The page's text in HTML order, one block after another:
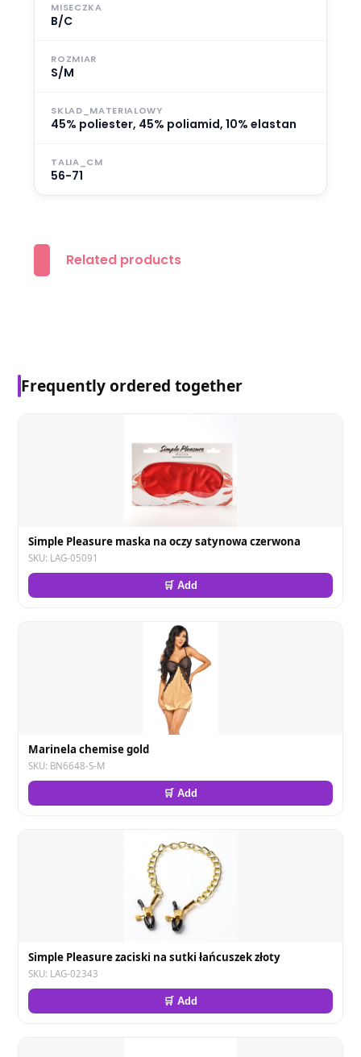
MISECZKA
B/C
ROZMIAR
S/M
SKLAD_MATERIALOWY
45% poliester, 45% poliamid, 10% elastan
TALIA_CM
56-71
Related products
Frequently ordered together
Simple Pleasure maska na oczy satynowa czerwona
SKU: LAG-05091
🛒 Add
Marinela chemise gold
SKU: BN6648-S-M
🛒 Add
Simple Pleasure zaciski na sutki łańcuszek złoty
SKU: LAG-02343
🛒 Add